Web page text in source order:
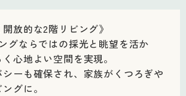
開放的な2階リビング》
グならではの採光と眺望を活か
心地よい空間を実現。
シーも確保され、家族がくつろぎや
グに。